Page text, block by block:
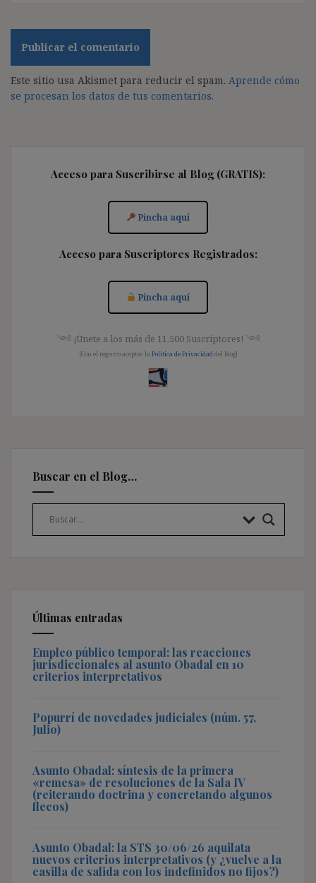
Este sitio usa Akismet para reducir el spam. Aprende cómo
se procesan los datos de tus comentarios.
Acceso para Suscribirse al Blog (GRATIS):
Pincha aquí
Acceso para Suscriptores Registrados:
Pincha aquí
༺ ¡Únete a los más de 11.500 Suscriptores! ༺
[Con el registro aceptas la Política de Privacidad del blog]
Buscar en el Blog…
Últimas entradas
Empleo público temporal: las reacciones
jurisdiccionales al asunto Obadal en 10
criterios interpretativos
Popurrí de novedades judiciales (núm. 57,
Julio)
Asunto Obadal: síntesis de la primera
«remesa» de resoluciones de la Sala IV
(reiterando doctrina y concretando algunos
flecos)
Asunto Obadal: la STS 30/06/26 aquilata
nuevos criterios interpretativos (y ¿vuelve a la
casilla de salida con los indefinidos no fijos?)